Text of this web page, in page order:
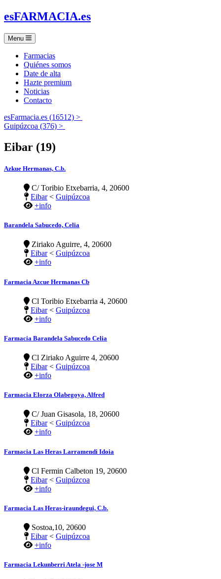
esFARMACIA.es
Menu
Farmacias
Quiénes somos
Date de alta
Hazte premium
Noticias
Contacto
esFarmacia.es (16512) >
Guipúzcoa (376) >
Eibar (19)
Azkue Hermanas, C.b.
C/ Toribio Etxebarria, 4, 20600
Eibar< Guipúzcoa
+info
Barandela Sabucedo, Celia
Ziriako Aguirre, 4, 20600
Eibar< Guipúzcoa
+info
Farmacia Azcue Hermanas Cb
Cl Toribio Etxebarria 4, 20600
Eibar< Guipúzcoa
+info
Farmacia Barandela Sabucedo Celia
Cl Ziriako Aguirre 4, 20600
Eibar< Guipúzcoa
+info
Farmacia Elorza Olabegoya, Alfred
C/ Juan Gisasola, 18, 20600
Eibar< Guipúzcoa
+info
Farmacia Las Heras Larramendi Idoia
Cl Fermin Calbeton 19, 20600
Eibar< Guipúzcoa
+info
Farmacia Las Heras-iraundegui, C.b.
Sostoa,10, 20600
Eibar< Guipúzcoa
+info
Farmacia Lekunberri Atela -jose M